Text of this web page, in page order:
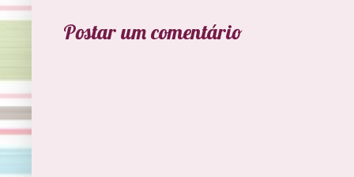
Postar um comentário